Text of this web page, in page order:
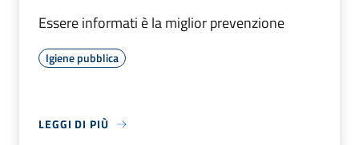
Essere informati è la miglior prevenzione
Igiene pubblica
LEGGI DI PIÙ